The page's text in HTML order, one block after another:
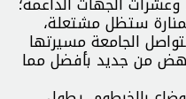
ستظل مشتعلة،
الجامعة مسيرتها
من جديد بأفضل مما